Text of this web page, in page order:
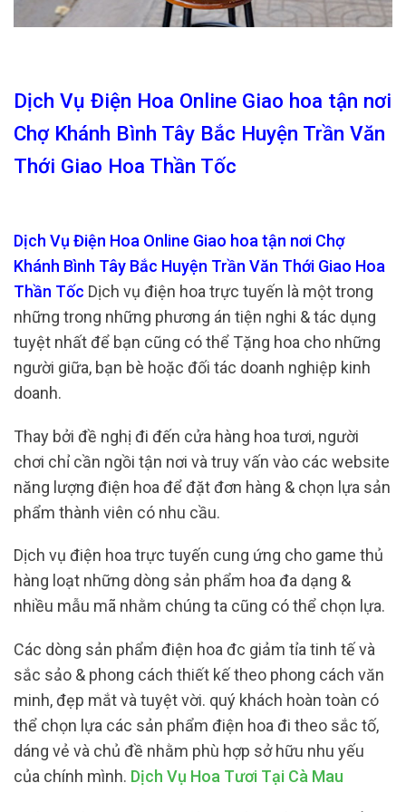
Dịch Vụ Điện Hoa Online Giao hoa tận nơi
Chợ Khánh Bình Tây Bắc Huyện Trần Văn
Thới Giao Hoa Thần Tốc
Dịch Vụ Điện Hoa Online Giao hoa tận nơi Chợ
Khánh Bình Tây Bắc Huyện Trần Văn Thới Giao Hoa
Thần Tốc Dịch vụ điện hoa trực tuyến là một trong
những trong những phương án tiện nghi & tác dụng
tuyệt nhất để bạn cũng có thể Tặng hoa cho những
người giữa, bạn bè hoặc đối tác doanh nghiệp kinh
doanh.
Thay bởi đề nghị đi đến cửa hàng hoa tươi, người
chơi chỉ cần ngồi tận nơi và truy vấn vào các website
năng lượng điện hoa để đặt đơn hàng & chọn lựa sản
phẩm thành viên có nhu cầu.
Dịch vụ điện hoa trực tuyến cung ứng cho game thủ
hàng loạt những dòng sản phẩm hoa đa dạng &
nhiều mẫu mã nhằm chúng ta cũng có thể chọn lựa.
Các dòng sản phẩm điện hoa đc giảm tỉa tinh tế và
sắc sảo & phong cách thiết kế theo phong cách văn
minh, đẹp mắt và tuyệt vời. quý khách hoàn toàn có
thể chọn lựa các sản phẩm điện hoa đi theo sắc tố,
dáng vẻ và chủ đề nhằm phù hợp sở hữu nhu yếu
của chính mình. Dịch Vụ Hoa Tươi Tại Cà Mau